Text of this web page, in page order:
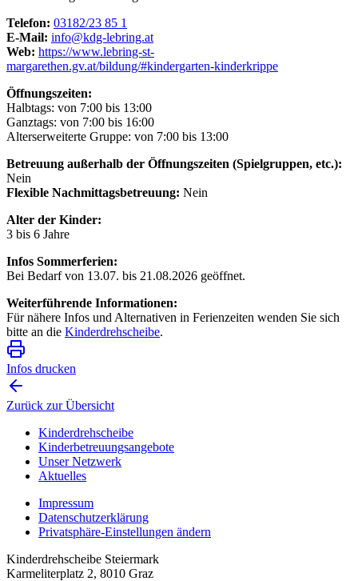
Telefon: 03182/23 85 1
E-Mail: info@kdg-lebring.at
Web: https://www.lebring-st-
margarethen.gv.at/bildung/#kindergarten-kinderkrippe
Öffnungszeiten:
Halbtags: von 7:00 bis 13:00
Ganztags: von 7:00 bis 16:00
Alterserweiterte Gruppe: von 7:00 bis 13:00
Betreuung außerhalb der Öffnungszeiten (Spielgruppen, etc.):
Nein
Flexible Nachmittagsbetreuung: Nein
Alter der Kinder:
3 bis 6 Jahre
Infos Sommerferien:
Bei Bedarf von 13.07. bis 21.08.2026 geöffnet.
Weiterführende Informationen:
Für nähere Infos und Alternativen in Ferienzeiten wenden Sie sich
bitte an die Kinderdrehscheibe.
Infos drucken
Zurück zur Übersicht
Kinderdrehscheibe
Kinderbetreuungs­angebote
Unser Netzwerk
Aktuelles
Impressum
Datenschutzerklärung
Privatsphäre-Einstellungen ändern
Kinderdrehscheibe Steiermark
Karmeliterplatz 2, 8010 Graz